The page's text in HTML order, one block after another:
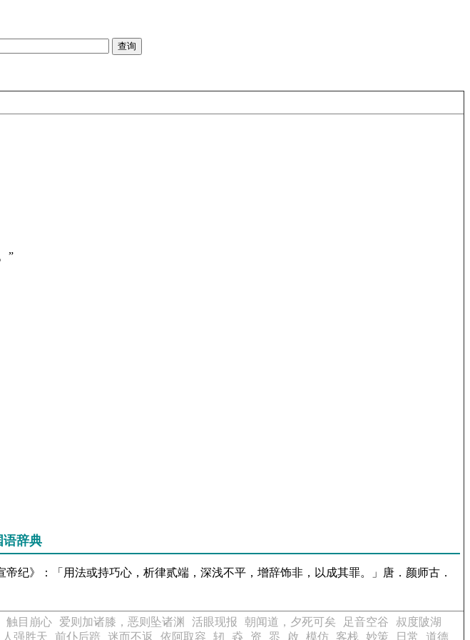
”
语辞典
纪》：「用法或持巧心，析律贰端，深浅不平，增辞饰非，以成其罪。」唐．颜师古．
触目崩心 爱则加诸膝，恶则坠诸渊 活眼现报 朝闻道，夕死可矣 足音空谷
叔度陂湖
人强胜天 前仆后踣 迷而不返 依阿取容 轫 猋 资 眔 啟 模仿 客栈 妙策 日常 道德